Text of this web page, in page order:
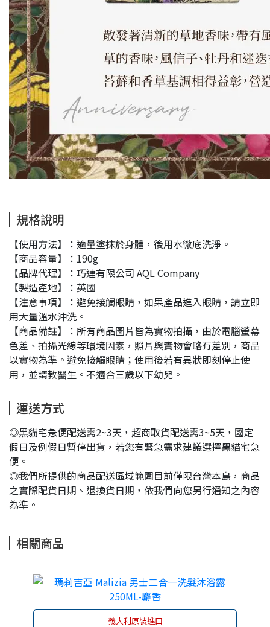
規格說明
【使用方法】：適量塗抹於身體，後用水徹底洗淨。
【商品容量】：190g
【品牌代理】：巧連有限公司 AQL Company
【製造產地】：英國
【注意事項】：避免接觸眼睛，如果產品進入眼睛，請立即
用大量溫水沖洗。
【商品備註】：所有商品圖片皆為實物拍攝，由於電腦螢幕
色差、拍攝光線等環境因素，照片與實物會略有差別，商品
以實物為準。避免接觸眼睛；使用後若有異狀即刻停止使
用，並請教醫生。不適合三歲以下幼兒。
運送方式
◎黑貓宅急便配送需2~3天，超商取貨配送需3~5天，國定
假日及例假日暫停出貨，若您有緊急需求建議選擇黑貓宅急
便。
◎我們所提供的商品配送區域範圍目前僅限台灣本島，商品
之實際配貨日期、退換貨日期，依我們向您另行通知之內容
為準。
相關商品
義大利原裝進口